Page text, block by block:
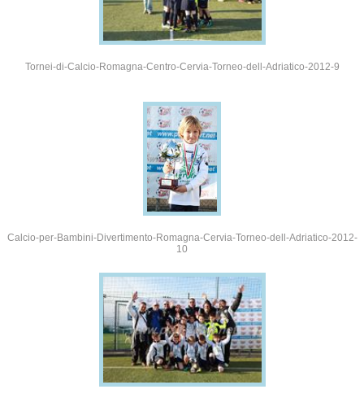
Tornei-di-Calcio-Romagna-Centro-Cervia-Torneo-dell-Adriatico-2012-9
Calcio-per-Bambini-Divertimento-Romagna-Cervia-Torneo-dell-Adriatico-2012-
10